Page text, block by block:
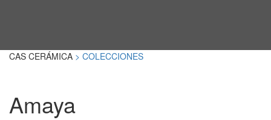
CAS CERÁMICA > COLECCIONES
Amaya